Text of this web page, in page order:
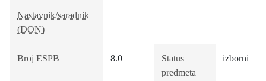
Nastavnik/saradnik
(DON)
Broj ESPB 8.0
Status
predmeta
izborni